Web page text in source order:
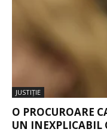
JUSTIŢIE
O PROCUROARE
UN INEXPLICABIL